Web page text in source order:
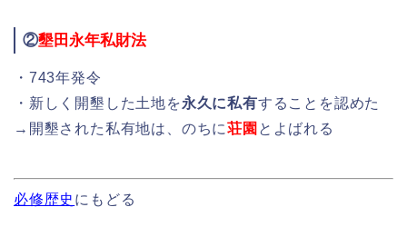
②墾田永年私財法
・743年発令
・新しく開墾した土地を永久に私有することを認めた
→開墾された私有地は、のちに荘園 とよばれる
必修歴史 にもどる